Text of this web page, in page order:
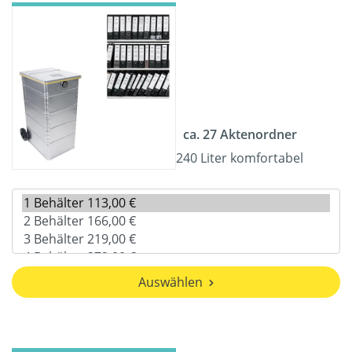
ca. 27 Aktenordner
240 Liter komfortabel
Auswählen